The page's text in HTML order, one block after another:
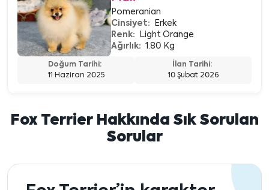
Pomeranian
Cinsiyet:
Erkek
Renk:
Light Orange
Ağırlık: 1.80 Kg
Doğum Tarihi:
11 Haziran 2025
İlan Tarihi:
10 Şubat 2026
Fox Terrier Hakkında Sık Sorulan
Sorular